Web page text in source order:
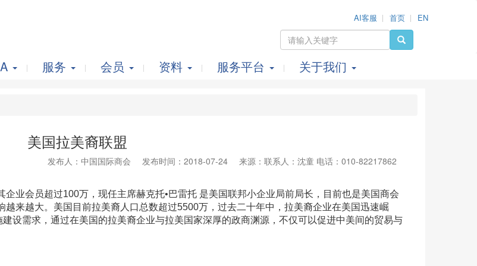
AI客服 首页 EN
服务 会员 资料 服务平台 关于我们
美国拉美裔联盟
发布人：中国国际商会 发布时间：2018-07-24 来源：联系人：沈童 电话：010-82217862
业会员超过100万，现任主席赫克托•巴雷托 是美国联邦小企业局前局长，目前也是美国商会
来越大。美国目前拉美裔人口总数超过5500万，过去二十年中，拉美裔企业在美国迅速崛
设需求，通过在美国的拉美裔企业与拉美国家深厚的政商渊源，不仅可以促进中美间的贸易与